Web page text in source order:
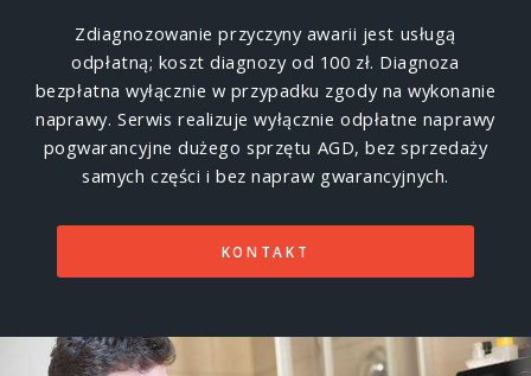
Zdiagnozowanie przyczyny awarii jest usługą
odpłatną; koszt diagnozy od 100 zł. Diagnoza
bezpłatna wyłącznie w przypadku zgody na wykonanie
naprawy. Serwis realizuje wyłącznie odpłatne naprawy
pogwarancyjne dużego sprzętu AGD, bez sprzedaży
samych części i bez napraw gwarancyjnych.
KONTAKT